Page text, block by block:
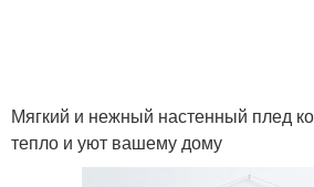
Мягкий и нежный настенный плед
тепло и уют вашему дому